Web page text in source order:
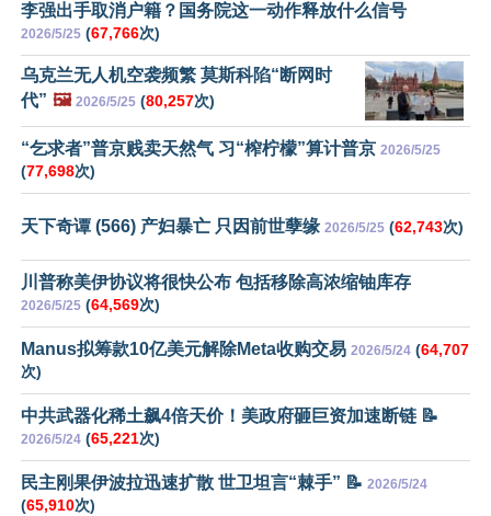
李强出手取消户籍？国务院这一动作释放什么信号
2026/5/25 (67,766次)
乌克兰无人机空袭频繁 莫斯科陷“断网时
代” 🖼️ 2026/5/25 (80,257次)
“乞求者”普京贱卖天然气 习“榨柠檬”算计普京 2026/5/25
(77,698次)
天下奇谭 (566) 产妇暴亡 只因前世孽缘 2026/5/25 (62,743次)
川普称美伊协议将很快公布 包括移除高浓缩铀库存
2026/5/25 (64,569次)
Manus拟筹款10亿美元解除Meta收购交易 2026/5/24 (64,707
次)
中共武器化稀土飙4倍天价！美政府砸巨资加速断链 📝
2026/5/24 (65,221次)
民主刚果伊波拉迅速扩散 世卫坦言“棘手” 📝 2026/5/24
(65,910次)